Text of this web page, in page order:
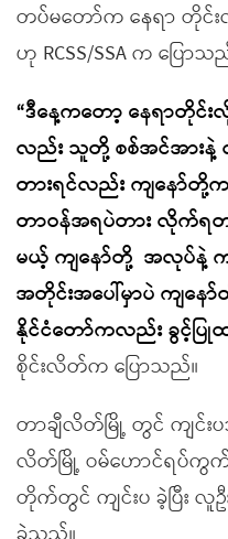
တပ်မတော်က နေရာ တိုင်
ဟု RCSS/SSA က ပြောသ
“ဒီနေ့ကတော့ နေရာတိုင်
လည်း သူတို့ စစ်အင်အားနဲ့
တားရင်လည်း ကျနော်
တာဝန်အရပဲတား လိုက်ရတယ်
မယ့် ကျနော်တို့ အလုပ်နဲ့ က
အတိုင်းအပေါ်မှာပဲ ကျနေ
နိုင်ငံတော်ကလည်း ခွင့်ပြု
စိုင်းလိတ်က ပြောသည်။
တာချီလိတ်မြို့ တွင် ကျ
လိတ်မြို့ ဝမ်ဟောင်ရပ်ကွက်
တိုက်တွင် ကျင်းပ ခဲ့ပြီး လူ